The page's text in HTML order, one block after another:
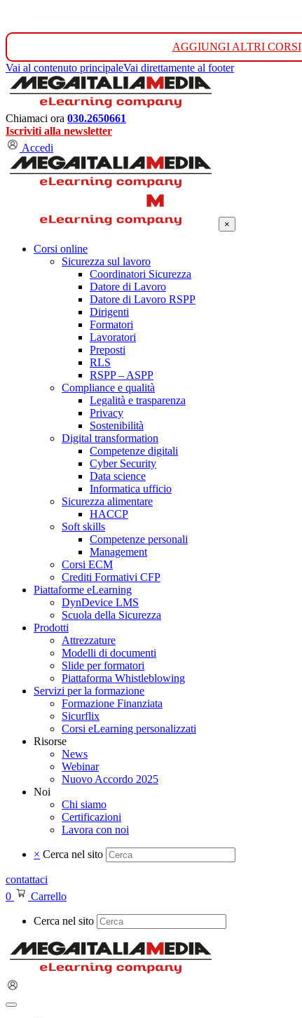
AGGIUNGI ALTRI CORSI
Vai al contenuto principaleVai direttamente al footer
Chiamaci ora 030.2650661
Iscriviti alla newsletter
Accedi
×
Corsi online
Sicurezza sul lavoro
Coordinatori Sicurezza
Datore di Lavoro
Datore di Lavoro RSPP
Dirigenti
Formatori
Lavoratori
Preposti
RLS
RSPP – ASPP
Compliance e qualità
Legalità e trasparenza
Privacy
Sostenibilità
Digital transformation
Competenze digitali
Cyber Security
Data science
Informatica ufficio
Sicurezza alimentare
HACCP
Soft skills
Competenze personali
Management
Corsi ECM
Crediti Formativi CFP
Piattaforme eLearning
DynDevice LMS
Scuola della Sicurezza
Prodotti
Attrezzature
Modelli di documenti
Slide per formatori
Piattaforma Whistleblowing
Servizi per la formazione
Formazione Finanziata
Sicurflix
Corsi eLearning personalizzati
Risorse
News
Webinar
Nuovo Accordo 2025
Noi
Chi siamo
Certificazioni
Lavora con noi
× Cerca nel sito
contattaci
0
Carrello
Cerca nel sito